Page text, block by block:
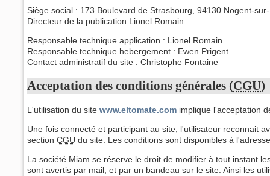
Conditions générales
Description
Fonctionnalités
Modération
Restaurateurs
Données personnelles
Siège social : 173 Boulevard de Strasbourg, 94130 Nogent-
Directeur de la publication Lionel Romain
Responsable technique application : Lionel Romain
Responsable technique hebergement : Ewen Prigent
Contact administratif du site : Christophe Fontaine
Acceptation des conditions générales (CGU)
L'utilisation du site www.eltomate.com implique l'acceptation
Une fois connecté et participant au site, l'utilisateur reconnait
section CGU du site. Les conditions sont disponibles à
La société Miam se réserve le droit de modifier à tout instant
sont avertis par mail, et par un bandeau sur le site. Ainsi les